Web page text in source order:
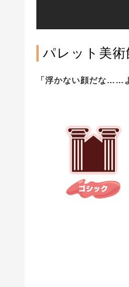
パレット美術
「浮かない顔だな……